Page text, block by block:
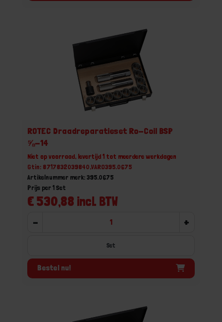
ROTEC Draadreparatieset Ro-Coil BSP
⅝-14
Niet op voorraad, levertijd 1 tot meerdere werkdagen
Gtin: 8717832039840,VARO395.0675
Artikelnummer merk: 395.0675
€ 530,88 incl. BTW
Prijs per 1 Set
- +
Set
Bestel nu!